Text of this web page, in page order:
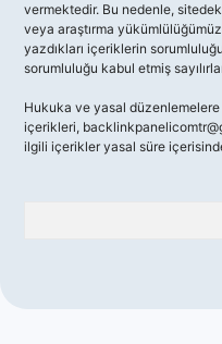
vermektedir. Bu nedenle,
veya araştırma
yazdıkları içeriklerin
sorumluluğu kabul etmiş
Hukuka ve yasal düzenlemelere
içerikleri,
ilgili içerikler yasal süre